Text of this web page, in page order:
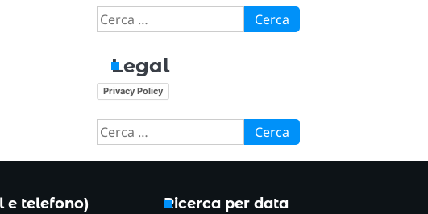
Ricerca
per:
Legal
Privacy Policy
Ricerca
per:
e telefono)
Ricerca per data